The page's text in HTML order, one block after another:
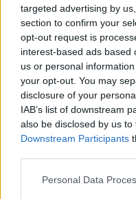
targeted advertising by
section to confirm your
opt-out request is
interest-based ads based
us or personal
your opt-out. You may
disclosure of your
IAB’s list of downstream
also be disclosed by us
Downstream Participants
Please note that this
Personal Data